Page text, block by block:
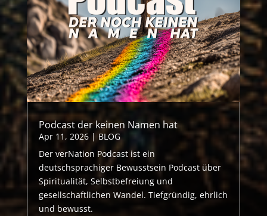
Podcast der keinen Namen hat
Apr 11, 2026| BLOG
Der verNation Podcast ist ein
deutschsprachiger Bewusstsein Podcast über
Spiritualität, Selbstbefreiung und
gesellschaftlichen Wandel. Tiefgründig, ehrlich
und bewusst.